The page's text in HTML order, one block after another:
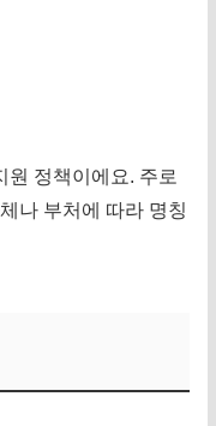
원 정책이에요. 주로
나 부처에 따라 명칭